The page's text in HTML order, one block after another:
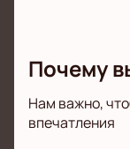
музыке и
танцоров
Спешите
Почему
Нам важно,
впечатления